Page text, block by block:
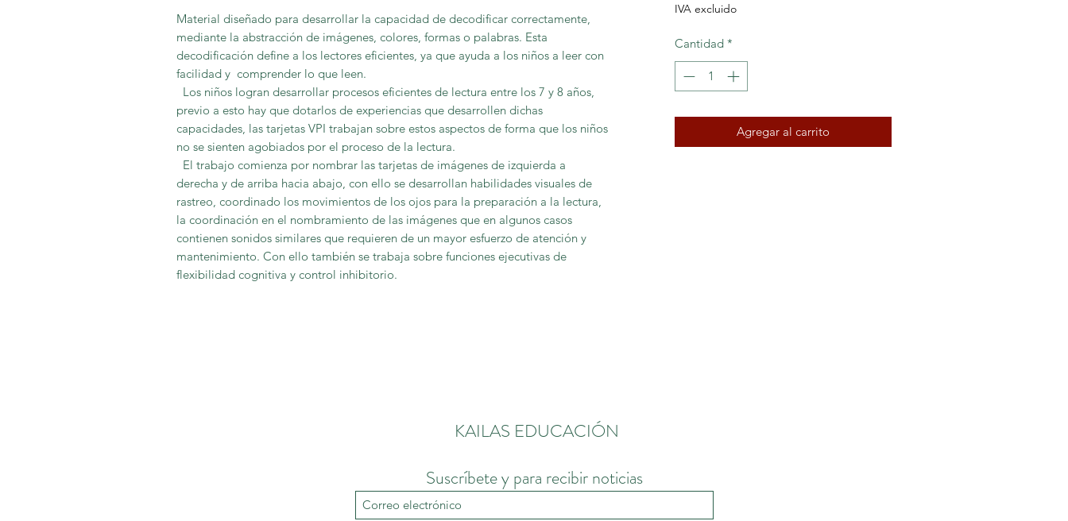
Material diseñado para desarrollar la capacidad de decodificar correctamente,
mediante la abstracción de imágenes, colores, formas o palabras. Esta
decodificación define a los lectores eficientes, ya que ayuda a los niños a leer con
facilidad y comprender lo que leen.
Los niños logran desarrollar procesos eficientes de lectura entre los 7 y 8 años,
previo a esto hay que dotarlos de experiencias que desarrollen dichas
capacidades, las tarjetas VPI trabajan sobre estos aspectos de forma que los niños
no se sienten agobiados por el proceso de la lectura.
El trabajo comienza por nombrar las tarjetas de imágenes de izquierda a
derecha y de arriba hacia abajo, con ello se desarrollan habilidades visuales de
rastreo, coordinado los movimientos de los ojos para la preparación a la lectura,
la coordinación en el nombramiento de las imágenes que en algunos casos
contienen sonidos similares que requieren de un mayor esfuerzo de atención y
mantenimiento. Con ello también se trabaja sobre funciones ejecutivas de
flexibilidad cognitiva y control inhibitorio.
IVA excluido
Cantidad *
Agregar al carrito
KAILAS EDUCACIÓN
Suscríbete y para recibir noticias